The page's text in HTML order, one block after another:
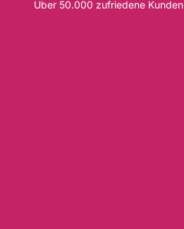
Über 50.000 zufriedene Kunden